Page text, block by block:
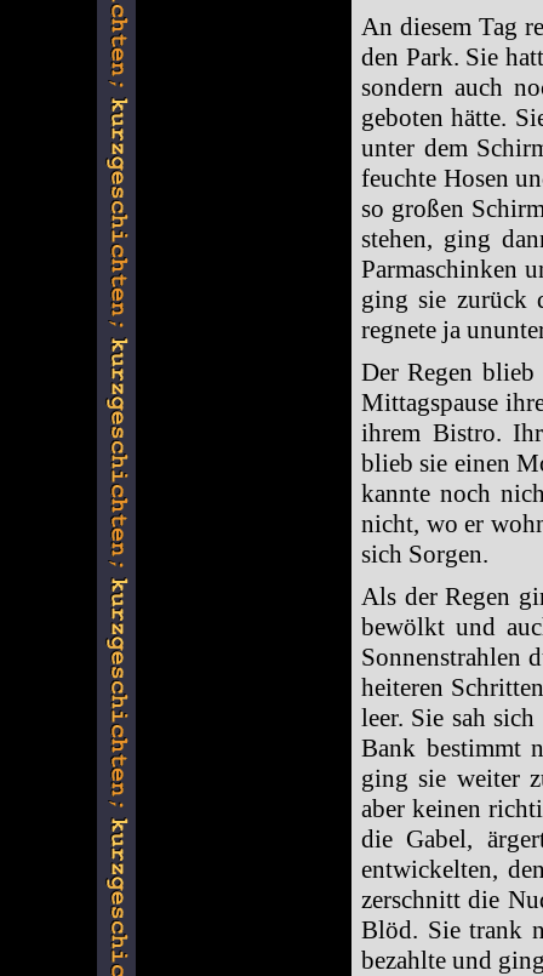
An diesem Tag
den Park. Sie
sondern auch
geboten hätte.
unter dem
feuchte Hosen
so großen
stehen, ging
Parmaschinken
ging sie zurück
regnete ja
Der Regen blieb
Mittagspause
ihrem Bistro.
blieb sie einen
kannte noch
nicht, wo er
sich Sorgen.
Als der Regen
bewölkt und
Sonnenstrahlen
heiteren
leer. Sie sah
Bank bestimmt
ging sie weiter
aber keinen
die Gabel,
entwickelten,
zerschnitt die
Blöd. Sie trank
bezahlte und